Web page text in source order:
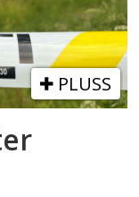
PLUSS